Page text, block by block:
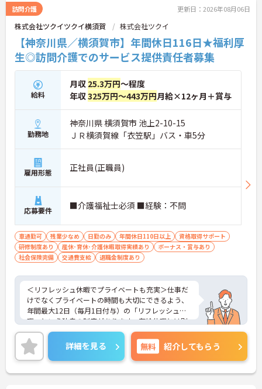
に詳細をご案内しますのでお気軽にご相談くださ
い！
訪問介護 更新日：2026年08月06日
株式会社ツクイツクイ横須賀 株式会社ツクイ
【神奈川県／横須賀市】年間休日116日★福利厚
生◎訪問介護でのサービス提供責任者募集
給料
月収 25.3万円～程度
年収325万円～443万円月給×12ヶ月＋賞与
勤務地
神奈川県 横須賀市 池上2-10-15
ＪＲ横須賀線「衣笠駅」バス・車5分
雇用形態 正社員(正職員)
応募要件 ■介護福祉士必須 ■経験：不問
車通勤可 残業少なめ 日勤のみ 年間休日110日以上
資格取得サポート
研修制度あり
産休･育休･介護休暇取得実績あり
ボーナス・賞与あり
社会保険完備
交通費支給 退職金制度あり
＜リフレッシュ休暇でプライベートも充実＞仕事だ
けでなくプライベートの時間も大切にできるよう、
年間最大12日（毎月1日付与）の「リフレッシュ休
暇」という独自の制度があります。有給休暇とは別
に付与されるため、これらを組み合わせて連休を取
得し、旅行や趣味を楽しむスタッフも多くいます。
また、残業は月平均10時間程度と少なめで、夜勤も
ないため、生活リズムを整えやすく、無理なく長く
働き続けられる環境です。
詳細を見る 無料 紹介してもらう